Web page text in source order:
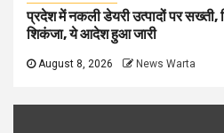
प्रदेश में नकली डेयरी उत्पादों पर सख्ती,
शिकंजा, ये आदेश हुआ जारी
August 8, 2026 News Warta